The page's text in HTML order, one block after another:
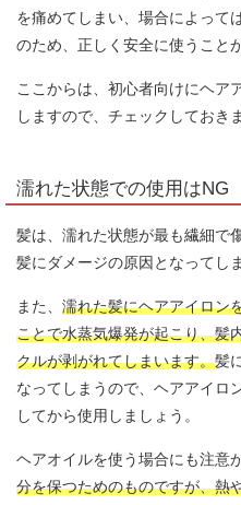
を痛めてしまい、場合によって
のため、正しく安全に使うこと
ここからは、初心者向けにヘア
しますので、チェックしておき
濡れた状態での使用はNG
髪は、濡れた状態が最も繊細で
髪にダメージの原因となってし
また、 濡れた髪にヘアアイロン
ことで水蒸気爆発が起こり、髪
クルが剥がれてしまいます。髪
なってしまうので、ヘアアイロ
してから使用しましょう。
ヘアオイルを使う場合にも注意
分を保つためのものですが、熱